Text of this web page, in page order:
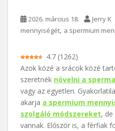
2026. március 18. Jerry K
mennyiségét, a spermium
4.7 (1262)
Azok közé a srácok közé
szeretnék növelni a
vagy az egyetlen.
akarja a spermium
szolgáló módszereket,
vannak. Először is, a férfiak